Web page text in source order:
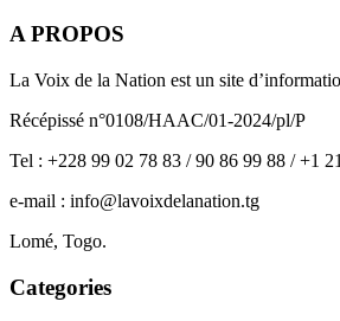
A PROPOS
La Voix de la Nation est un site
Récépissé n°0108/HAAC/01-2024/pl/P
Tel : +228 99 02 78 83 / 90 86 99 88 / +1
e-mail : info@lavoixdelanation.tg
Lomé, Togo.
Categories